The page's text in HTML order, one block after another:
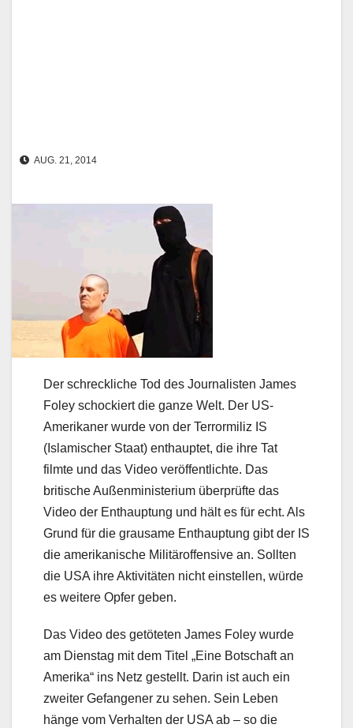
AUG. 21, 2014
Der schreckliche Tod des Journalisten James
Foley schockiert die ganze Welt. Der US-
Amerikaner wurde von der Terrormiliz IS
(Islamischer Staat) enthauptet, die ihre Tat
filmte und das Video veröffentlichte. Das
britische Außenministerium überprüfte das
Video der Enthauptung und hält es für echt. Als
Grund für die grausame Enthauptung gibt der IS
die amerikanische Militäroffensive an. Sollten
die USA ihre Aktivitäten nicht einstellen, würde
es weitere Opfer geben.
Das Video des getöteten James Foley wurde
am Dienstag mit dem Titel „Eine Botschaft an
Amerika“ ins Netz gestellt. Darin ist auch ein
zweiter Gefangener zu sehen. Sein Leben
hänge vom Verhalten der USA ab – so die